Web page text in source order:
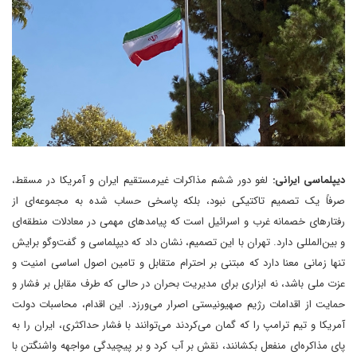
دیپلماسی ایرانی: لغو دور ششم مذاکرات غیرمستقیم ایران و آمریکا در مسقط،
صرفاً یک تصمیم تاکتیکی نبود، بلکه پاسخی حساب‌ شده به مجموعه‌ای از
رفتارهای خصمانه غرب و اسرائیل است که پیامدهای مهمی در معادلات منطقه‌ای
و بین‌المللی دارد. تهران با این تصمیم، نشان داد که دیپلماسی و گفت‌وگو برایش
تنها زمانی معنا دارد که مبتنی بر احترام متقابل و تامین اصول اساسی امنیت و
عزت ملی باشد، نه ابزاری برای مدیریت بحران در حالی که طرف مقابل بر فشار و
حمایت از اقدامات رژیم صهیونیستی اصرار می‌ورزد. این اقدام، محاسبات دولت
آمریکا و تیم ترامپ را که گمان می‌کردند می‌توانند با فشار حداکثری، ایران را به
پای مذاکره‌ای منفعل بکشانند، نقش بر آب کرد و بر پیچیدگی مواجهه واشنگتن با